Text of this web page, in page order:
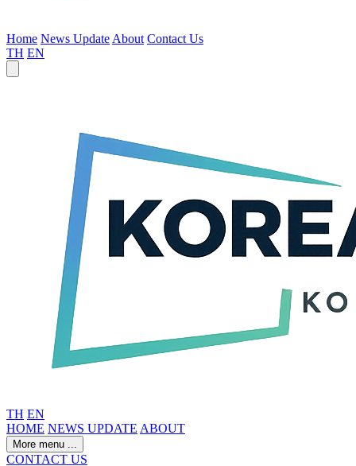
Home News Update About Contact Us
TH EN
TH EN
HOME NEWS UPDATE ABOUT
More menu ...
CONTACT US